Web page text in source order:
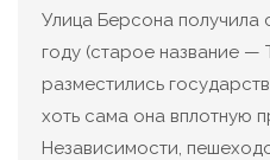
Улица Берсона получила
году (старое название —
разместились
хоть сама она вплотную
Независимости,